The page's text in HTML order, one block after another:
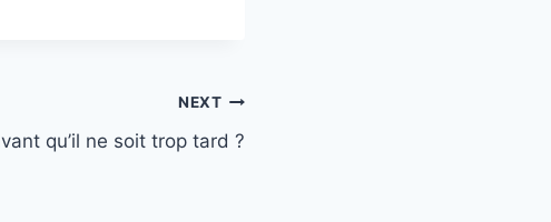
NEXT
qu’il ne soit trop tard ?